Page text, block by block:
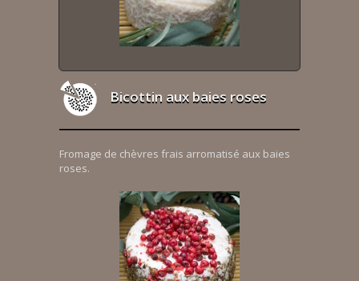
Bicottin aux baies roses
Fromage de chèvres frais arromatisé aux baies
roses.